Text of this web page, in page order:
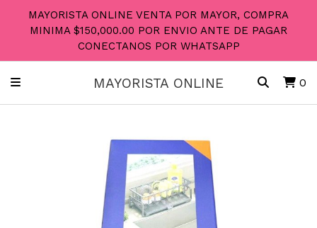
MAYORISTA ONLINE VENTA POR MAYOR, COMPRA
MINIMA $150,000.00 POR ENVIO ANTE DE PAGAR
CONECTANOS POR WHATSAPP
MAYORISTA ONLINE 0